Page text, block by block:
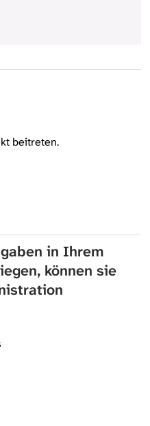
beitreten.
in Ihrem
können sie